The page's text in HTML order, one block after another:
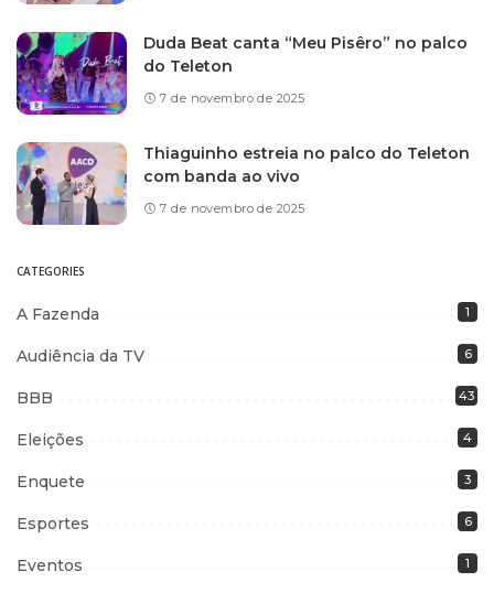
Duda Beat canta “Meu Pisêro” no palco
do Teleton
7 de novembro de 2025
Thiaguinho estreia no palco do Teleton
com banda ao vivo
7 de novembro de 2025
CATEGORIES
A Fazenda 1
Audiência da TV 6
BBB 43
Eleições 4
Enquete 3
Esportes 6
Eventos 1